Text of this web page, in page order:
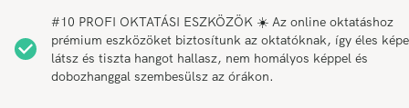
#10 PROFI OKTATÁSI ESZKÖZÖK ☀️ Az online oktatáshoz
prémium eszközöket biztosítunk az oktatóknak, így éles
látsz és tiszta hangot hallasz, nem homályos képpel és
dobozhanggal szembesülsz az órákon.